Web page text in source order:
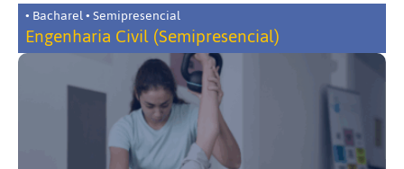
• Bacharel • Semipresencial
Engenharia Civil (Semipresencial)